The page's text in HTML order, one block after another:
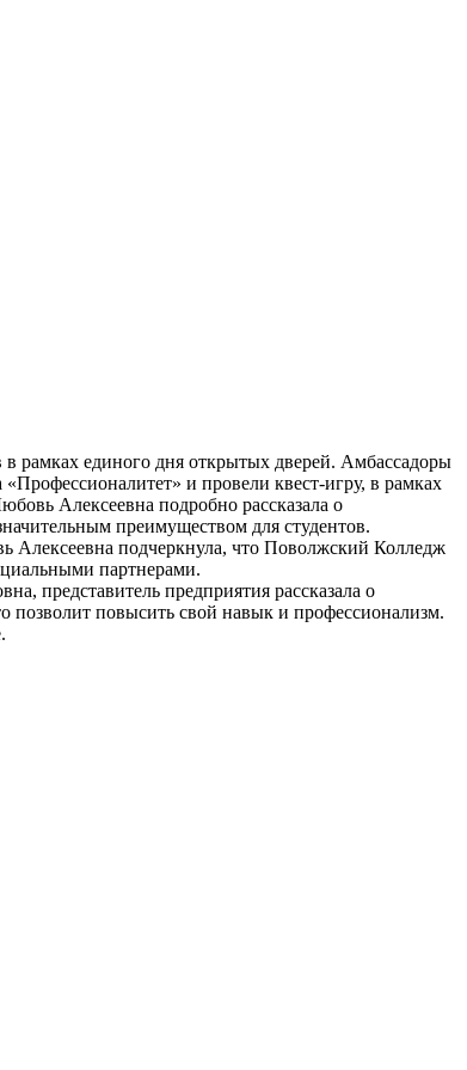
рамках единого дня открытых дверей. Амбассадоры
и провели квест-игру, в рамках
Алексеевна подробно рассказала о
преимуществом для студентов.
Алексеевна подчеркнула, что Поволжский Колледж
партнерами.
представитель предприятия рассказала о
позволит повысить свой навык и профессионализм.